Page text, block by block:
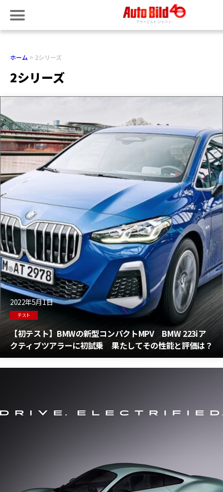
ホーム 2シリーズ
2シリーズ
2022年5月1日
テスト
【初テスト】BMWの新型コンパクトMPV BMW 223iア
クティブツアラーに初試乗 果たしてその性能と評価は？